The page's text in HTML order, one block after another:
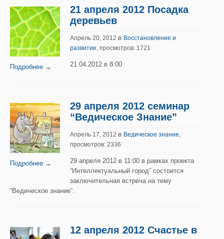
Подробнее →
21 апреля 2012 Посадка
деревьев
Апрель 20, 2012 в Восстановление и
развитие , просмотров: 1721
21.04.2012 в 8:00
Подробнее →
29 апреля 2012 семинар
“Ведическое Знание”
Апрель 17, 2012 в Ведическое знание
просмотров: 2336
29 апреля 2012 в 11:00 в рамках проекта
“Интеллектуальный город” состоится
заключительная встреча на тему
“Ведическое знание”.
12 апреля 2012 Счастье в